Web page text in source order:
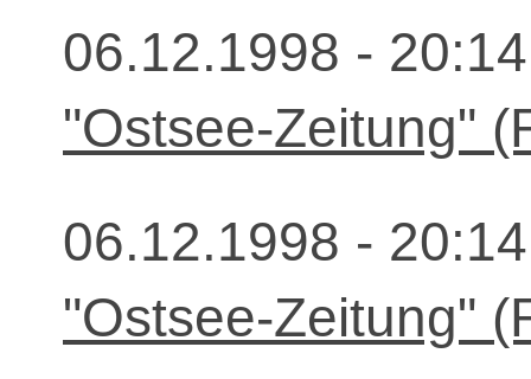
06.12.1998 -
"Ostsee-Zeitung"
06.12.1998 -
"Ostsee-Zeitung"